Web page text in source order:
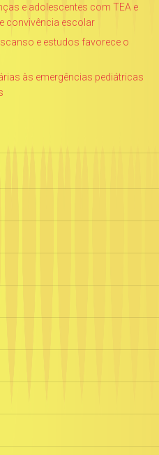
e adolescentes com TEA e
convivência escolar
e estudos favorece o
às emergências pediátricas